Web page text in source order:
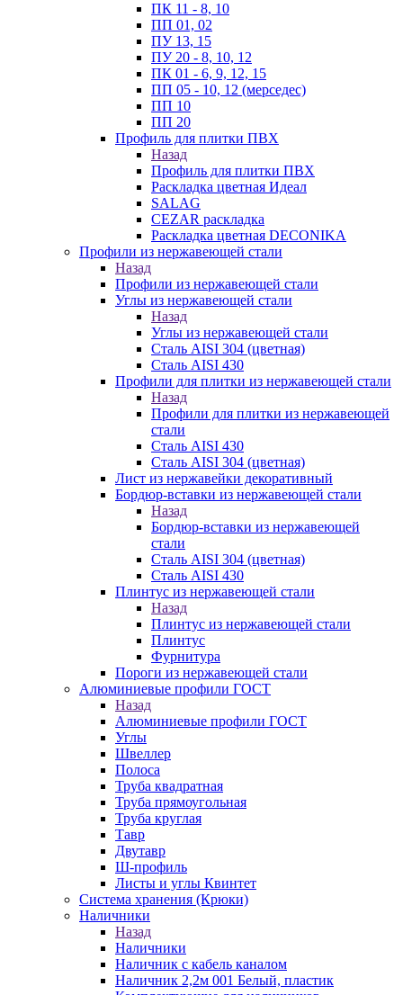
ПК 11 - 8, 10
ПП 01, 02
ПУ 13, 15
ПУ 20 - 8, 10, 12
ПК 01 - 6, 9, 12, 15
ПП 05 - 10, 12 (мерседес)
ПП 10
ПП 20
Профиль для плитки ПВХ
Назад
Профиль для плитки ПВХ
Раскладка цветная Идеал
SALAG
CEZAR раскладка
Раскладка цветная DECONIKA
Профили из нержавеющей стали
Назад
Профили из нержавеющей стали
Углы из нержавеющей стали
Назад
Углы из нержавеющей стали
Сталь AISI 304 (цветная)
Сталь AISI 430
Профили для плитки из нержавеющей стали
Назад
Профили для плитки из нержавеющей
стали
Сталь AISI 430
Сталь AISI 304 (цветная)
Лист из нержавейки декоративный
Бордюр-вставки из нержавеющей стали
Назад
Бордюр-вставки из нержавеющей
стали
Сталь AISI 304 (цветная)
Сталь AISI 430
Плинтус из нержавеющей стали
Назад
Плинтус из нержавеющей стали
Плинтус
Фурнитура
Пороги из нержавеющей стали
Алюминиевые профили ГОСТ
Назад
Алюминиевые профили ГОСТ
Углы
Швеллер
Полоса
Труба квадратная
Труба прямоугольная
Труба круглая
Тавр
Двутавр
Ш-профиль
Листы и углы Квинтет
Система хранения (Крюки)
Наличники
Назад
Наличники
Наличник с кабель каналом
Наличник 2,2м 001 Белый, пластик